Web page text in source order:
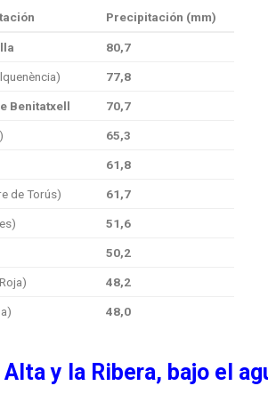
Precipitación (mm)
80,7
77,8
Benitatxell 70,7
65,3
61,8
de Torús) 61,7
51,6
50,2
48,2
48,0
Alta y la Ribera, bajo el